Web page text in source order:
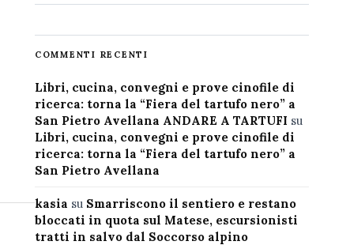
COMMENTI RECENTI
Libri, cucina, convegni e prove cinofile di
ricerca: torna la “Fiera del tartufo nero” a
San Pietro Avellana ANDARE A TARTUFI su
Libri, cucina, convegni e prove cinofile di
ricerca: torna la “Fiera del tartufo nero” a
San Pietro Avellana
kasia su Smarriscono il sentiero e restano
bloccati in quota sul Matese, escursionisti
tratti in salvo dal Soccorso alpino